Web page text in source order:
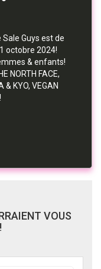
Guys est de
octobre 2024!
& enfants!
NORTH FACE,
& KYO, VEGAN
VOUS